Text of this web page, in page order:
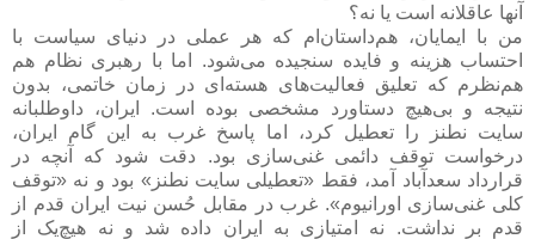
آنها عاقلانه است یا نه؟
من با ایمایان، هم‌داستان‌ام که هر عملی در دنیای سیاست با
احتساب هزینه و فایده سنجیده می‌شود. اما با رهبری نظام هم
هم‌نظرم که تعلیق فعالیت‌های هسته‌ای در زمان خاتمی، بدون
نتیجه و بی‌هیچ دستاورد مشخصی بوده است. ایران، داوطلبانه
سایت نطنز را تعطیل کرد، اما پاسخ غرب به این گام ایران،
درخواست توقف دائمی غنی‌سازی بود. دقت شود که آنچه در
قرارداد سعدآباد آمد، فقط «تعطیلی سایت نطنز» بود و نه «توقف
کلی غنی‌سازی اورانیوم». غرب در مقابل حُسن نیت ایران قدم از
قدم بر نداشت. نه امتیازی به ایران داده شد و نه هیچ‌یک از